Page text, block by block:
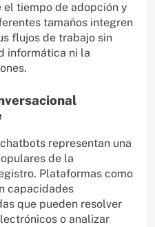
tiempo de adopción y
tamaños integren
flujos de trabajo sin
informática ni la
representan una
de la
Plataformas como
capacidades
que pueden resolver
o analizar